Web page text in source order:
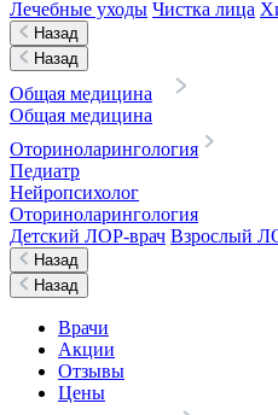
Лечебные уходы Чистка лица
Назад
Назад
Общая медицина
Общая медицина
Оториноларингология
Педиатр
Нейропсихолог
Оториноларингология
Детский ЛОР-врач Взрослый
Назад
Назад
Врачи
Акции
Отзывы
Цены